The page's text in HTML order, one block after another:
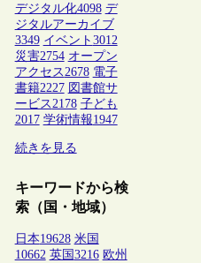
デジタル化4098 デ
ジタルアーカイブ
3349 イベント 3012
災害2754 オープン
アクセス 2678 電子
書籍2227 図書館サ
ービス 2178 子ども
2017 学術情報1947
続きを見る
キーワードから検
索（国・地域）
日本19628 米国
10662 英国 3216 欧州